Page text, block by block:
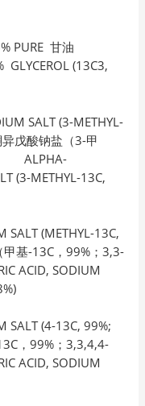
PURE 甘油
GLYCEROL (13C3,
SALT (3-METHYL-
戊酸钠盐（3-甲
ALPHA-
(3-METHYL-13C,
SALT (METHYL-13C,
基-13C，99%；3,3-
ACID, SODIUM
SALT (4-13C, 99%;
，99%；3,3,4,4-
ACID, SODIUM